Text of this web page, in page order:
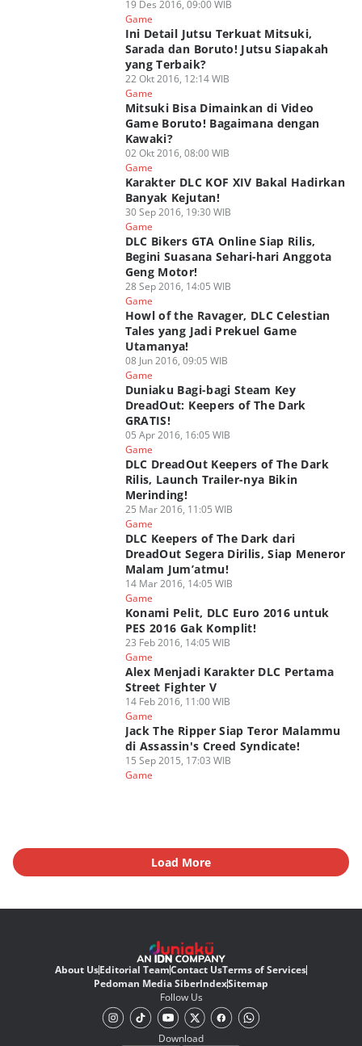
19 Des 2016, 09:00 WIB
Game
Ini Detail Jutsu Terkuat Mitsuki,
Sarada dan Boruto! Jutsu Siapakah
yang Terbaik?
22 Okt 2016, 12:14 WIB
Game
Mitsuki Bisa Dimainkan di Video
Game Boruto! Bagaimana dengan
Kawaki?
02 Okt 2016, 08:00 WIB
Game
Karakter DLC KOF XIV Bakal Hadirkan
Banyak Kejutan!
30 Sep 2016, 19:30 WIB
Game
DLC Bikers GTA Online Siap Rilis,
Begini Suasana Sehari-hari Anggota
Geng Motor!
28 Sep 2016, 14:05 WIB
Game
Howl of the Ravager, DLC Celestian
Tales yang Jadi Prekuel Game
Utamanya!
08 Jun 2016, 09:05 WIB
Game
Duniaku Bagi-bagi Steam Key
DreadOut: Keepers of The Dark
GRATIS!
05 Apr 2016, 16:05 WIB
Game
DLC DreadOut Keepers of The Dark
Rilis, Launch Trailer-nya Bikin
Merinding!
25 Mar 2016, 11:05 WIB
Game
DLC Keepers of The Dark dari
DreadOut Segera Dirilis, Siap Meneror
Malam Jum’atmu!
14 Mar 2016, 14:05 WIB
Game
Konami Pelit, DLC Euro 2016 untuk
PES 2016 Gak Komplit!
23 Feb 2016, 14:05 WIB
Game
Alex Menjadi Karakter DLC Pertama
Street Fighter V
14 Feb 2016, 11:00 WIB
Game
Jack The Ripper Siap Teror Malammu
di Assassin's Creed Syndicate!
15 Sep 2015, 17:03 WIB
Game
Load More
About UsEditorial TeamContact UsTerms of Services
Pedoman Media SiberIndexSitemap
Follow Us
Download